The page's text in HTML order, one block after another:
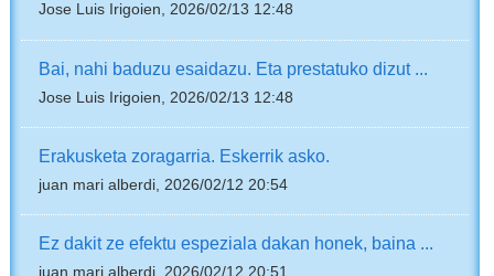
Jose Luis Irigoien, 2026/02/13 12:48
Bai, nahi baduzu esaidazu. Eta prestatuko dizut ...
Jose Luis Irigoien, 2026/02/13 12:48
Erakusketa zoragarria. Eskerrik asko.
juan mari alberdi, 2026/02/12 20:54
Ez dakit ze efektu espeziala dakan honek, baina ...
juan mari alberdi, 2026/02/12 20:51